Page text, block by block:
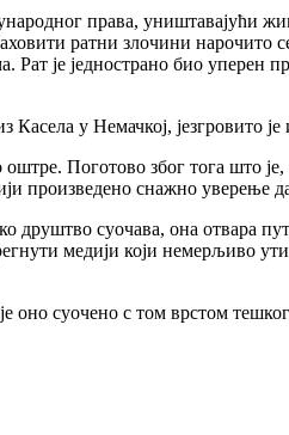
права,
ратни злочини нарочито
Рат је једнострано био
у Немачкој, језгровито
Поготово због тога што
снажно уверење да
суочава, она отвара
медији који немерљиво
оно суочено с том врстом